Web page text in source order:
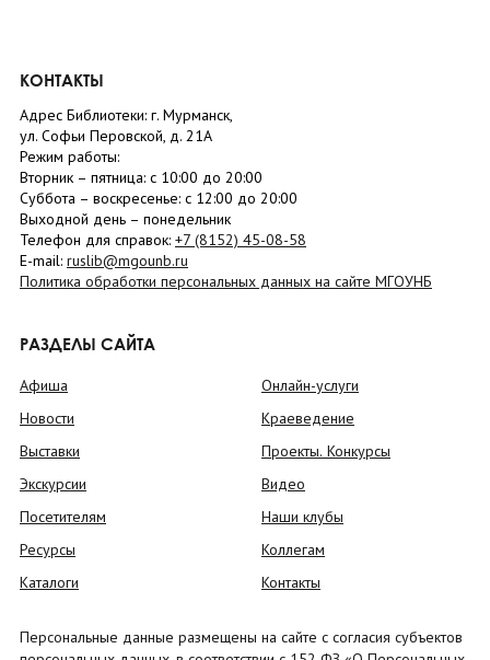
КОНТАКТЫ
Адрес Библиотеки: г. Мурманск,
ул. Софьи Перовской, д. 21А
Режим работы:
Вторник – пятница: с 10:00 до 20:00
Суббота – воскресенье: c 12:00 до 20:00
Выходной день – понедельник
Телефон для справок: +7 (8152) 45-08-58
E-mail: ruslib@mgounb.ru
Политика обработки персональных данных на сайте МГОУНБ
РАЗДЕЛЫ САЙТА
Афиша
Новости
Выставки
Экскурсии
Посетителям
Ресурсы
Каталоги
Онлайн-услуги
Краеведение
Проекты. Конкурсы
Видео
Наши клубы
Коллегам
Контакты
Персональные данные размещены на сайте с согласия субъектов